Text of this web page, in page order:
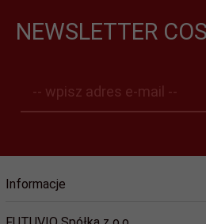
NEWSLETTER
-- wpisz adres e-mail --
Informacje